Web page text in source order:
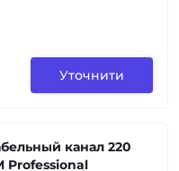
Уточнити
канал 220
Professional